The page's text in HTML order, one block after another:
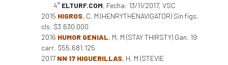
4° ELTURF.COM, Fecha: 13/11/2017, VSC
2015 HIGROS, C, M (HENRYTHENAVIGATOR) Sin figs.
cls. $3.630.000
2016 HUMOR GENIAL, M, M (STAY THIRSTY) Gan. 19
carr. $55.681.125
2017 NN 17 HIGUERILLAS, H, M (STEVIE